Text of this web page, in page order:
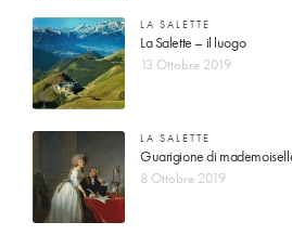
LA SALETTE
La Salette – il luogo
13 Ottobre 2019
LA SALETTE
Guarigione di
8 Ottobre 2019